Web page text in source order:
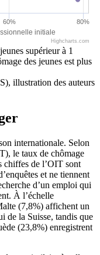
initiale
60% 80%
Highcharts.com
supérieur à 1
des jeunes est plus
illustration des auteurs
internationale. Selon
le taux de chômage
chiffes de l’OIT sont
et ne tiennent
d’un emploi qui
À l’échelle
(7,8%) affichent un
de la Suisse, tandis que
(23,8%) enregistrent